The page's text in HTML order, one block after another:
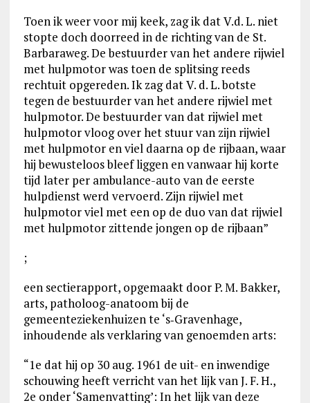
Toen ik weer voor mij keek, zag ik dat V.d. L. niet
stopte doch doorreed in de richting van de St.
Barbaraweg. De bestuurder van het andere rijwiel
met hulpmotor was toen de splitsing reeds
rechtuit opgereden. Ik zag dat V. d. L. botste
tegen de bestuurder van het andere rijwiel met
hulpmotor. De bestuurder van dat rijwiel met
hulpmotor vloog over het stuur van zijn rijwiel
met hulpmotor en viel daarna op de rijbaan, waar
hij bewusteloos bleef liggen en vanwaar hij korte
tijd later per ambulance-auto van de eerste
hulpdienst werd vervoerd. Zijn rijwiel met
hulpmotor viel met een op de duo van dat rijwiel
met hulpmotor zittende jongen op de rijbaan”
;
een sectierapport, opgemaakt door P. M. Bakker,
arts, patholoog-anatoom bij de
gemeenteziekenhuizen te ‘s‑Gravenhage,
inhoudende als verklaring van genoemden arts:
“1e dat hij op 30 aug. 1961 de uit- en inwendige
schouwing heeft verricht van het lijk van J. F. H.,
2e onder ‘Samenvatting’: In het lijk van deze